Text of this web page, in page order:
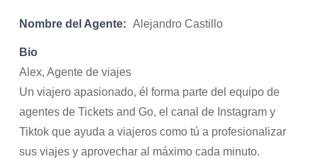
Nombre del Agente: Alejandro Castillo
Bio
Alex, Agente de viajes
Un viajero apasionado, él forma parte del equipo de
agentes de Tickets and Go, el canal de Instagram y
Tiktok que ayuda a viajeros como tú a profesionalizar
sus viajes y aprovechar al máximo cada minuto.